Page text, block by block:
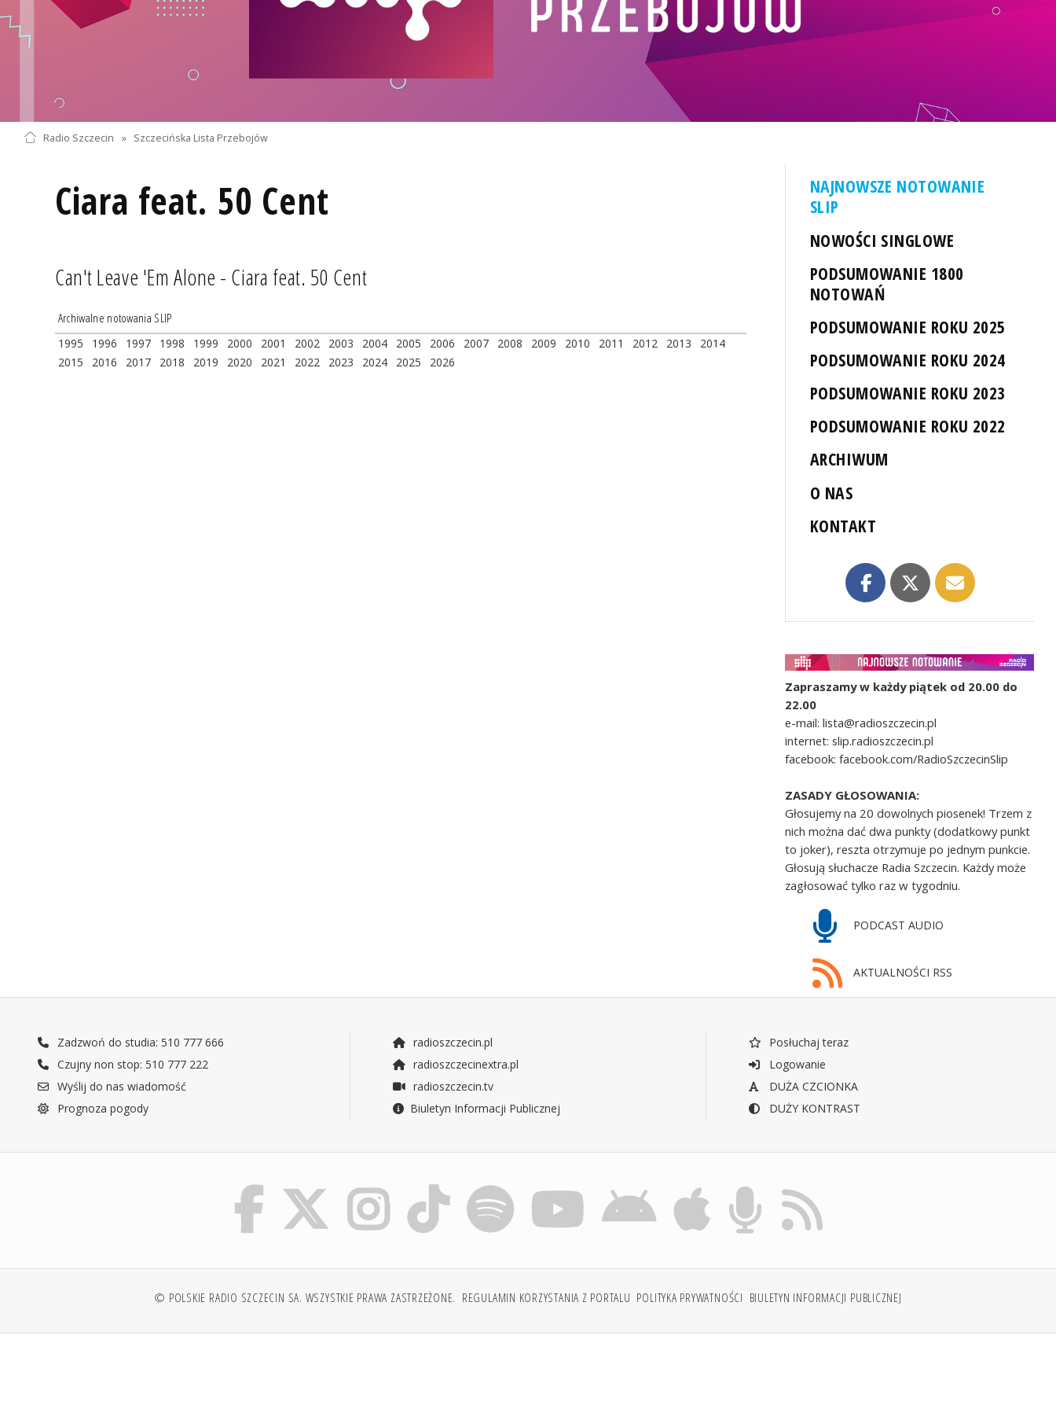
Radio Szczecin » Szczecińska Lista Przebojów
Ciara feat. 50 Cent
Can't Leave 'Em Alone - Ciara feat. 50 Cent
Archiwalne notowania SLIP
1995 1996 1997 1998 1999 2000 2001 2002 2003 2004 2005 2006 2007 2008 2009 2010 2011 2012 2013
2014
2015
2016 2017 2018 2019 2020 2021 2022 2023 2024 2025 2026
NAJNOWSZE NOTOWANIE
SLIP
NOWOŚCI SINGLOWE
PODSUMOWANIE 1800
NOTOWAŃ
PODSUMOWANIE ROKU 2025
PODSUMOWANIE ROKU 2024
PODSUMOWANIE ROKU 2023
PODSUMOWANIE ROKU 2022
ARCHIWUM
O NAS
KONTAKT
Zapraszamy w każdy piątek od 20.00 do
22.00
e-mail: lista@radioszczecin.pl
internet: slip.radioszczecin.pl
facebook: facebook.com/RadioSzczecinSlip
ZASADY GŁOSOWANIA:
Głosujemy na 20 dowolnych piosenek! Trzem z
nich można dać dwa punkty (dodatkowy punkt
to joker), reszta otrzymuje po jednym punkcie.
Głosują słuchacze Radia Szczecin. Każdy może
zagłosować tylko raz w tygodniu.
PODCAST AUDIO
AKTUALNOŚCI RSS
Zadzwoń do studia: 510 777 666
Czujny non stop: 510 777 222
Wyślij do nas wiadomość
Prognoza pogody
radioszczecin.pl
radioszczecinextra.pl
radioszczecin.tv
Biuletyn Informacji Publicznej
Posłuchaj teraz
Logowanie
DUŻA CZCIONKA
DUŻY KONTRAST
© POLSKIE RADIO SZCZECIN SA. WSZYSTKIE PRAWA ZASTRZEŻONE. REGULAMIN KORZYSTANIA Z PORTALU POLITYKA PRYWATNOŚCI BIULETYN INFORMACJI PUBLICZNEJ